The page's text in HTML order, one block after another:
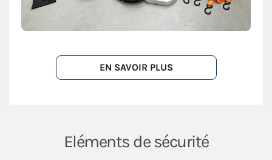
EN SAVOIR PLUS
Eléments de sécurité